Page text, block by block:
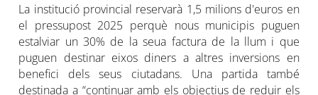
La institució provincial reservarà 1,5 milions d'euros en
el pressupost 2025 perquè nous municipis puguen
estalviar un 30% de la seua factura de la llum i que
puguen destinar eixos diners a altres inversions en
benefici dels seus ciutadans. Una partida també
destinada a “continuar amb els objectius de reduir els